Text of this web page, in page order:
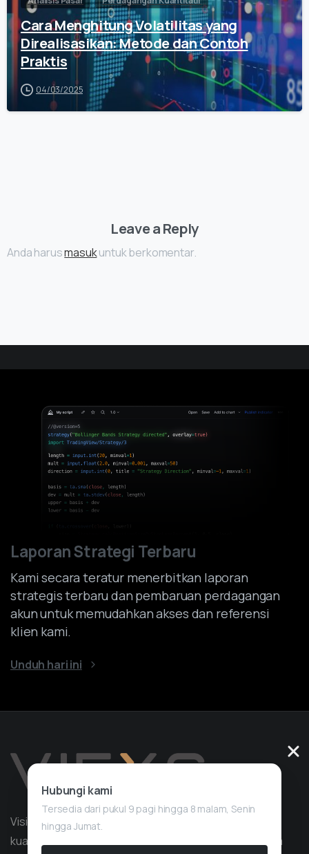
Cara Menghitung Volatilitas yang
Direalisasikan: Metode dan Contoh
Praktis
04/03/2025
Leave a Reply
Anda harusmasukuntuk berkomentar.
Hubungi kami
Tersedia dari pukul 9 pagi hingga 8 malam, Senin
hingga Jumat.
Laporan Strategi Terbaru
Kami secara teratur menerbitkan laporan
strategis terbaru dan pembaruan perdagangan
akun untuk memudahkan akses dan referensi
klien kami.
Unduh hari ini
Vision Quant adalah perusahaan layanan trading
kuantitatif dengan pengalaman lebih dari 10 tahun dalam